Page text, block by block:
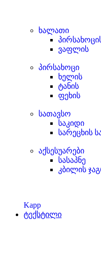
ხალათი
ვაფლის
პირსახოცი
ხელის
ტანის
ფეხის
სათავსო
საკიდი
სარეცხის
აქსესუარები
სასაპნე
კბილის
Kapp
ტექსტილი